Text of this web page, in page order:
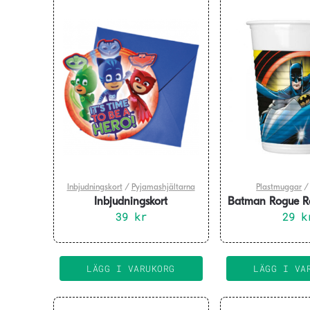
Inbjudningskort/ Pyjamashjältarna
Inbjudningskort
Pyjamashjältarna 6-pack
39 kr
LÄGG I VARUKORG
Plastmuggar
Batman Rogue
200ml
29
LÄGG I